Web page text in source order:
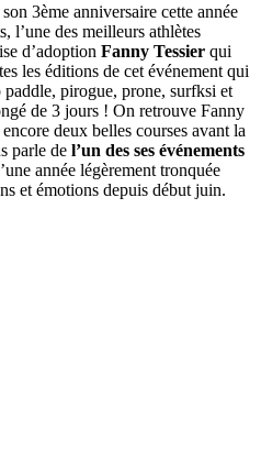
3ème anniversaire cette année
l’une des meilleurs athlètes
d’adoption Fanny Tessier qui
les éditions de cet événement qui
paddle, pirogue, prone, surfksi et
de 3 jours ! On retrouve Fanny
deux belles courses avant la
parle de l’un des ses événements
année légèrement tronquée
et émotions depuis début juin.